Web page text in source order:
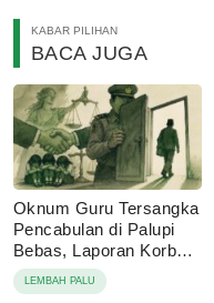
KABAR PILIHAN
BACA JUGA
Oknum Guru Tersangka
Pencabulan di Palupi
Bebas, Laporan Korban
Berujung Damai
LEMBAH PALU